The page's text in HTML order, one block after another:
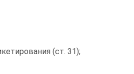
(ст. 31);